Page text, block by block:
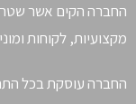
מקצועיות, לקוחות
החברה עוסקת בכל